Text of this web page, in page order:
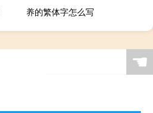
养的繁体字怎么写
☚